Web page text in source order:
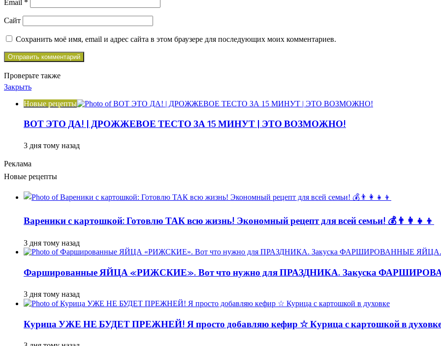
Email *
Сайт
Сохранить моё имя, email и адрес сайта в этом браузере для последующих моих комментариев.
Проверьте также
Закрыть
Новые рецепты
ВОТ ЭТО ДА! | ДРОЖЖЕВОЕ ТЕСТО ЗА 15 МИНУТ | ЭТО ВОЗМОЖНО!
3 дня тому назад
Реклама
Новые рецепты
Вареники с картошкой: Готовлю ТАК всю жизнь! Экономный рецепт для всей семьи! 💰👨👩👧👦
3 дня тому назад
Фаршированные ЯЙЦА «РИЖСКИЕ». Вот что нужно для ПРАЗДНИКА. Закуска
3 дня тому назад
Курица УЖЕ НЕ БУДЕТ ПРЕЖНЕЙ! Я просто добавляю кефир ☆ Курица с картошкой в